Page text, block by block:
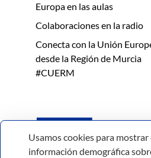
Europa en las aulas
Colaboraciones en la radio
Conecta con la Unión
desde la Región de Murcia
#CUERM
Usamos cookies para
información demográfica